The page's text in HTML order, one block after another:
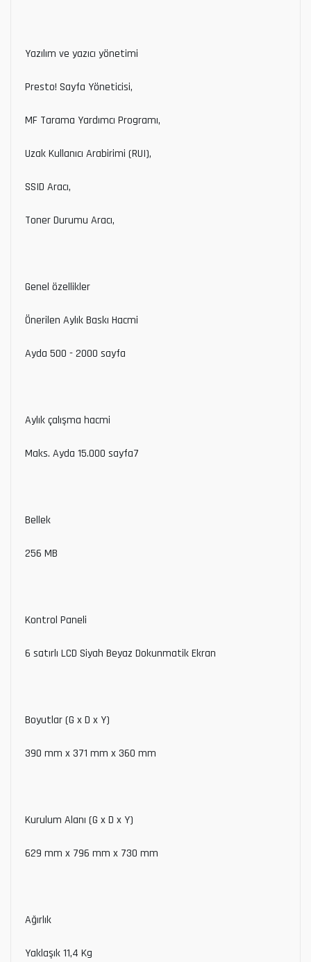
Yazılım ve yazıcı yönetimi
Presto! Sayfa Yöneticisi,
MF Tarama Yardımcı Programı,
Uzak Kullanıcı Arabirimi (RUI),
SSID Aracı,
Toner Durumu Aracı,
Genel özellikler
Önerilen Aylık Baskı Hacmi
Ayda 500 - 2000 sayfa
Aylık çalışma hacmi
Maks. Ayda 15.000 sayfa7
Bellek
256 MB
Kontrol Paneli
6 satırlı LCD Siyah Beyaz Dokunmatik Ekran
Boyutlar (G x D x Y)
390 mm x 371 mm x 360 mm
Kurulum Alanı (G x D x Y)
629 mm x 796 mm x 730 mm
Ağırlık
Yaklaşık 11,4 Kg